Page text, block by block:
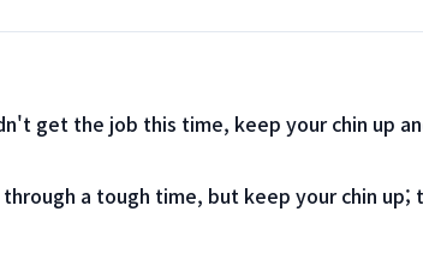
get the job this time, keep your chin up
a tough time, but keep your chin up;